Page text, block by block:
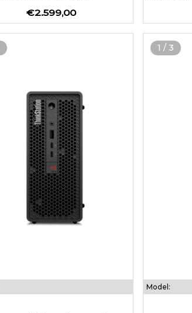
€2.599,00
1 / 3
Model: